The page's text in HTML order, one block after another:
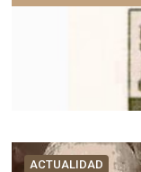
ACTUALIDAD